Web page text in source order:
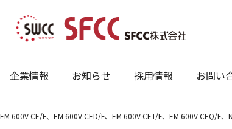
企業情報 お知らせ 採用情報 お問い
CE/F、EM 600V CED/F、EM 600V CET/F、EM 600V CEQ/F、